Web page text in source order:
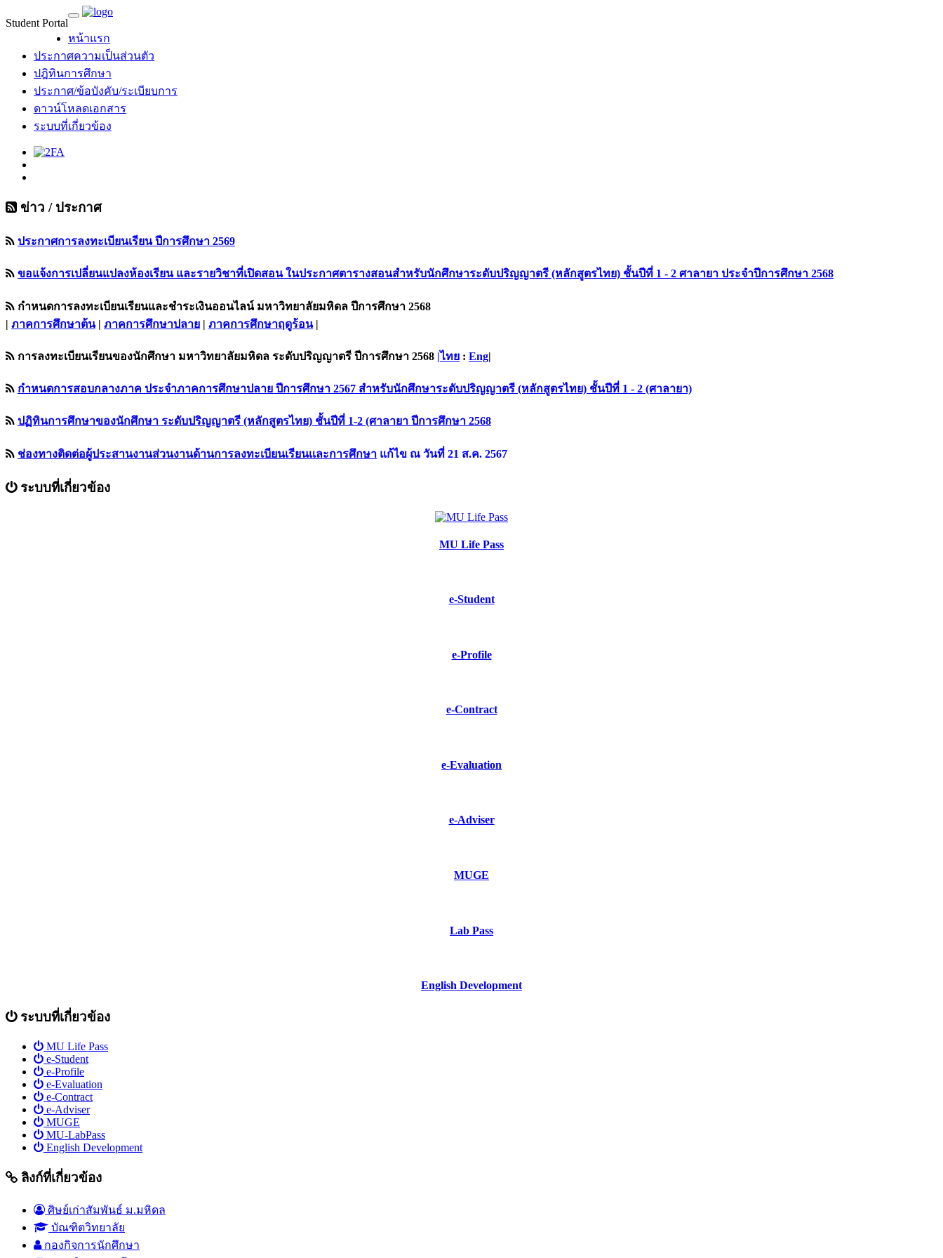
Student Portal
หน้าแรก
ประกาศความเป็นส่วนตัว
ปฎิทินการศึกษา
ประกาศ/ข้อบังคับ/ระเบียบการ
ดาวน์โหลดเอกสาร
ระบบที่เกี่ยวข้อง
ข่าว / ประกาศ
ประกาศการลงทะเบียนเรียน ปีการศึกษา 2569
ขอแจ้งการเปลี่ยนแปลงห้องเรียน และรายวิชาที่เปิดสอน ในประกาศตารางสอนสำหรับนักศึกษาระดับปริญญาตรี (หลักสูตรไทย) ชั้นปีที่ 1 - 2 ศาลายา ประจำปีการศึกษา 2568
กำหนดการลงทะเบียนเรียนและชำระเงินออนไลน์ มหาวิทยาลัยมหิดล ปีการศึกษา 2568
| ภาคการศึกษาต้น| ภาคการศึกษาปลาย | ภาคการศึกษาฤดูร้อน|
การลงทะเบียนเรียนของนักศึกษา มหาวิทยาลัยมหิดล ระดับปริญญาตรี ปีการศึกษา 2568 |ไทย : Eng|
กำหนดการสอบกลางภาค ประจำภาคการศึกษาปลาย ปีการศึกษา 2567 สำหรับนักศึกษาระดับปริญญาตรี (หลักสูตรไทย) ชั้นปีที่ 1 - 2 (ศาลายา)
ปฏิทินการศึกษาของนักศึกษา ระดับปริญญาตรี (หลักสูตรไทย) ชั้นปีที่ 1-2 (ศาลายา ปีการศึกษา 2568
ช่องทางติดต่อผู้ประสานงานส่วนงานด้านการลงทะเบียนเรียนเเละการศึกษา แก้ไข ณ วันที่ 21 ส.ค. 2567
ระบบที่เกี่ยวข้อง
MU Life Pass
e-Student
e-Profile
e-Contract
e-Evaluation
e-Adviser
MUGE
Lab Pass
English Development
ระบบที่เกี่ยวข้อง
MU Life Pass
e-Student
e-Profile
e-Evaluation
e-Contract
e-Adviser
MUGE
MU-LabPass
English Development
ลิงก์ที่เกี่ยวข้อง
ศิษย์เก่าสัมพันธ์ ม.มหิดล
บัณฑิตวิทยาลัย
กองกิจการนักศึกษา